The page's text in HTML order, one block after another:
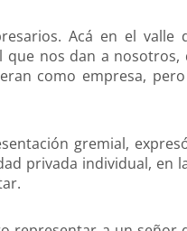
Acá en el
nos dan a nosotros,
como empresa,
gremial,
privada individual, en